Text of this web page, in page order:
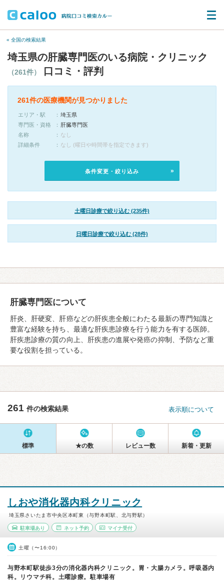
« 全国の検索結果
埼玉県の肝臓専門医のいる病院・クリニック
（261件） 口コミ・評判
261件の医療機関が見つかりました
エリア・駅
埼玉県
専門医・資格
肝臓専門医
名称
なし
詳細条件
なし (曜日や時間帯を指定できます)
条件変更・絞り込み
土曜日診療で絞り込む (235件)
日曜日診療で絞り込む (28件)
肝臓専門医について
肝炎、肝硬変、肝癌などの肝疾患全般にわたる最新の専門知識と
豊富な経験を持ち、最適な肝疾患診療を行う能力を有する医師。
肝疾患診療の質の向上、肝疾患の進展や発癌の抑制、予防など重
要な役割を担っている。
261 件の検索結果 表示順について
標準 ★の数 レビュー数 新着・更新
しおや消化器内科クリニック
埼玉県さいたま市中央区本町東（与野本町駅、北与野駅）
駐車場あり ネット予約 マイナ受付
土曜（〜16:00）
与野本町駅徒歩3分の消化器内科クリニック。胃・大腸カメラ。呼吸器内
科。リウマチ科。土曜診療。駐車場有